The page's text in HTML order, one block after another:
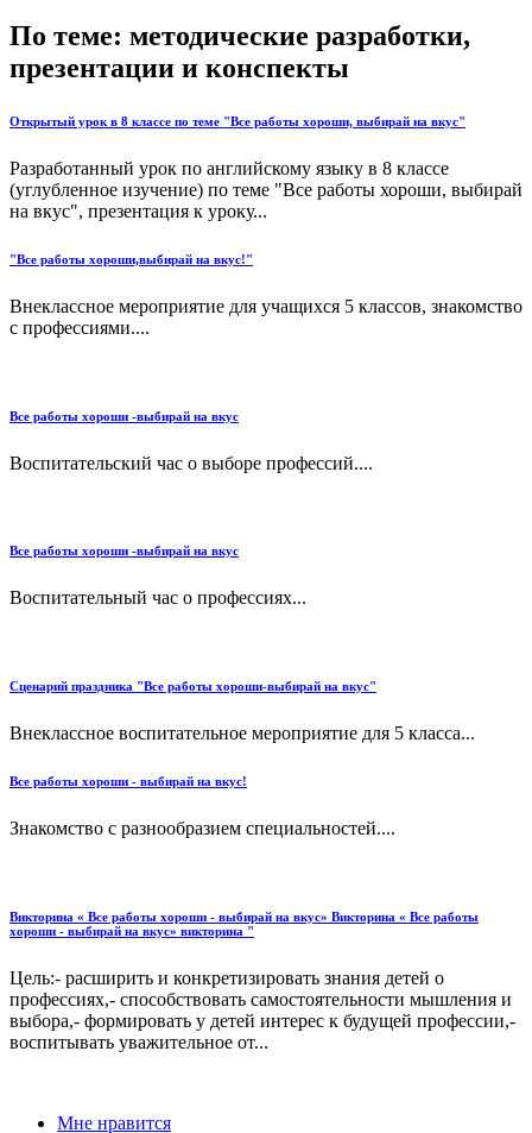
По теме: методические разработки,
презентации и конспекты
Открытый урок в 8 классе по теме "Все работы хороши, выбирай на вкус"
Разработанный урок по английскому языку в 8 классе
(углубленное изучение) по теме "Все работы хороши, выбирай
на вкус", презентация к уроку...
"Все работы хороши,выбирай на вкус!"
Внеклассное мероприятие для учащихся 5 классов, знакомство
с профессиями....
Все работы хороши -выбирай на вкус
Воспитательский час о выборе профессий....
Все работы хороши -выбирай на вкус
Воспитательный час о профессиях...
Сценарий праздника "Все работы хороши-выбирай на вкус"
Внеклассное воспитательное мероприятие для 5 класса...
Все работы хороши - выбирай на вкус!
Знакомство с разнообразием специальностей....
Викторина « Все работы хороши - выбирай на вкус» Викторина « Все работы
хороши - выбирай на вкус» викторина "
Цель:- расширить и конкретизировать знания детей о
профессиях,- способствовать самостоятельности мышления и
выбора,- формировать у детей интерес к будущей профессии,-
воспитывать уважительное от...
Мне нравится